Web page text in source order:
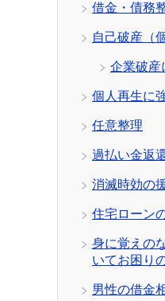
借金・債務
自己破産（
企業破産
個人再生に
任意整理
過払い金返
消滅時効の
住宅ローン
身に覚えの
いてお困り
男性の借金